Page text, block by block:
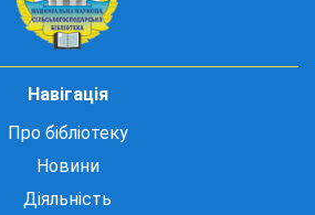
Навігація
Про бібліотеку
Новини
Діяльність